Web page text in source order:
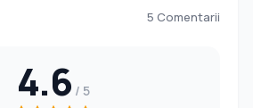
5 Comentarii
4.6